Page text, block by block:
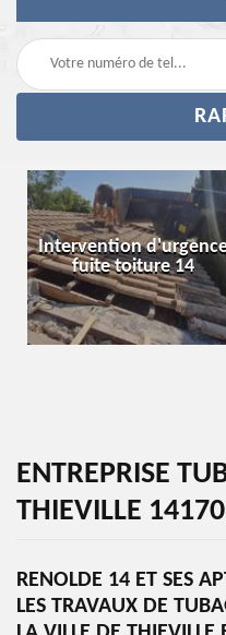
Intervention
fuite toiture 14
ENTREPRISE
THIEVILLE 14170
RENOLDE 14 ET SES
LES TRAVAUX DE